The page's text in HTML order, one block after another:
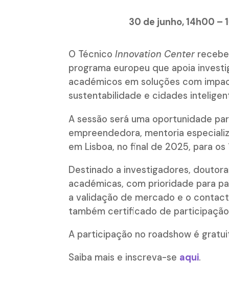
30 de junho, 14h00 –
O TécnicoInnovation Center
programa europeu que apoia
académicos em soluções com
sustentabilidade e cidades
A sessão será uma oportunidade
empreendedora, mentoria
em Lisboa, no final de 2025, para
Destinado a investigadores,
académicas, com prioridade para
a validação de mercado e o
também certificado de
A participação no roadshow é
Saiba mais e inscreva-se aqui.